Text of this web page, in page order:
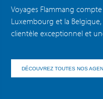
Voyages Flammang
Luxembourg et la
clientèle exceptionnel et
DÉCOUVREZ TOUTES NOS